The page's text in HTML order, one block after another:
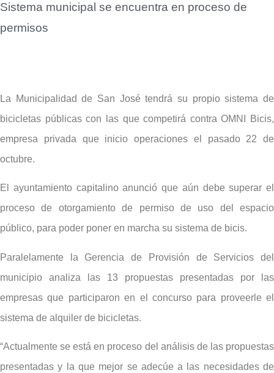
Sistema municipal se encuentra en proceso de
permisos
La Municipalidad de San José tendrá su propio sistema de
bicicletas públicas con las que competirá contra OMNI Bicis,
empresa privada que inicio operaciones el pasado 22 de
octubre.
El ayuntamiento capitalino anunció que aún debe superar el
proceso de otorgamiento de permiso de uso del espacio
público, para poder poner en marcha su sistema de bicis.
Paralelamente la Gerencia de Provisión de Servicios del
municipio analiza las 13 propuestas presentadas por las
empresas que participaron en el concurso para proveerle el
sistema de alquiler de bicicletas.
“Actualmente se está en proceso del análisis de las propuestas
presentadas y la que mejor se adecúe a las necesidades de